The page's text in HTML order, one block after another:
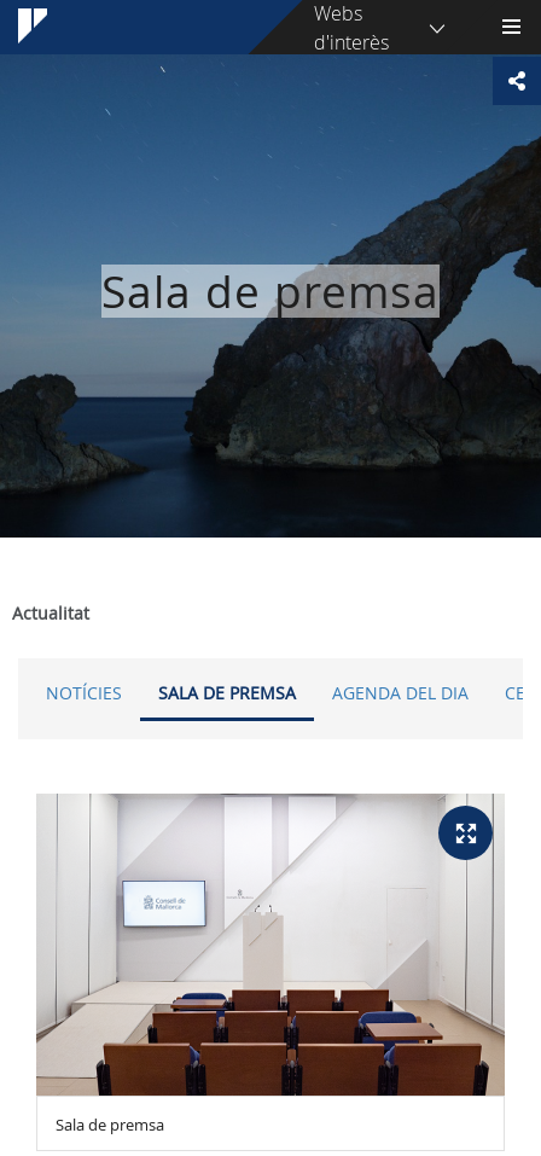
Webs
d'interès
Sala de premsa
Actualitat
NOTÍCIES SALA DE PREMSA AGENDA DEL DIA
Sala de premsa